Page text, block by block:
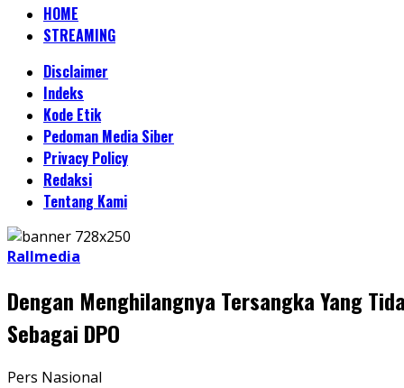
HOME
STREAMING
Disclaimer
Indeks
Kode Etik
Pedoman Media Siber
Privacy Policy
Redaksi
Tentang Kami
Rallmedia
Dengan Menghilangnya Tersangka Yang
Sebagai DPO
Pers Nasional